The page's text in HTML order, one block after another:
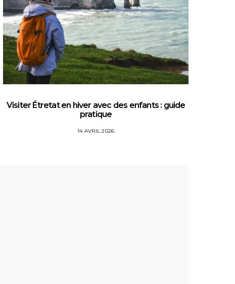
Visiter Étretat en hiver avec des enfants : guide
pratique
14 AVRIL 2026